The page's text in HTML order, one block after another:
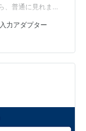
、普通に見れまし
ど、なぜかキャ
から別にいいけ
ったんだろう…と
ンナイトグランテ
PS2のロゴが出
力アダプター